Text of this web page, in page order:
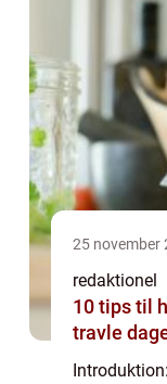
25 november
redaktionel
10 tips til
travle